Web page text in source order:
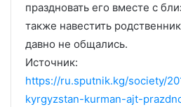
праздновать его вместе с
также навестить
давно не общались.
Источник:
https://ru.sputnik.kg/society/
kyrgyzstan-kurman-ajt-